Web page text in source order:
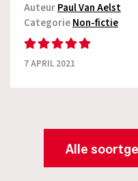
AuteurPaul Van Aelst
CategorieNon-fictie
7 APRIL 2021
Alle